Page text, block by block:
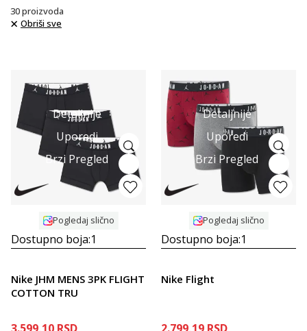
30proizvoda
Obriši sve
Detaljnije
Uporedi
Brzi Pregled
Pogledaj slično
Dostupno boja:1
Nike JHM MENS 3PK FLIGHT
COTTON TRU
Detaljnije
Uporedi
Brzi Pregled
Pogledaj slično
Dostupno boja:1
Nike Flight